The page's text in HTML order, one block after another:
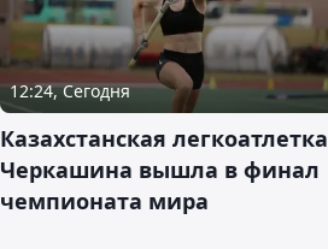
12:24, Сегодня
Казахстанская легкоатлетка
Черкашина вышла в финал
чемпионата мира